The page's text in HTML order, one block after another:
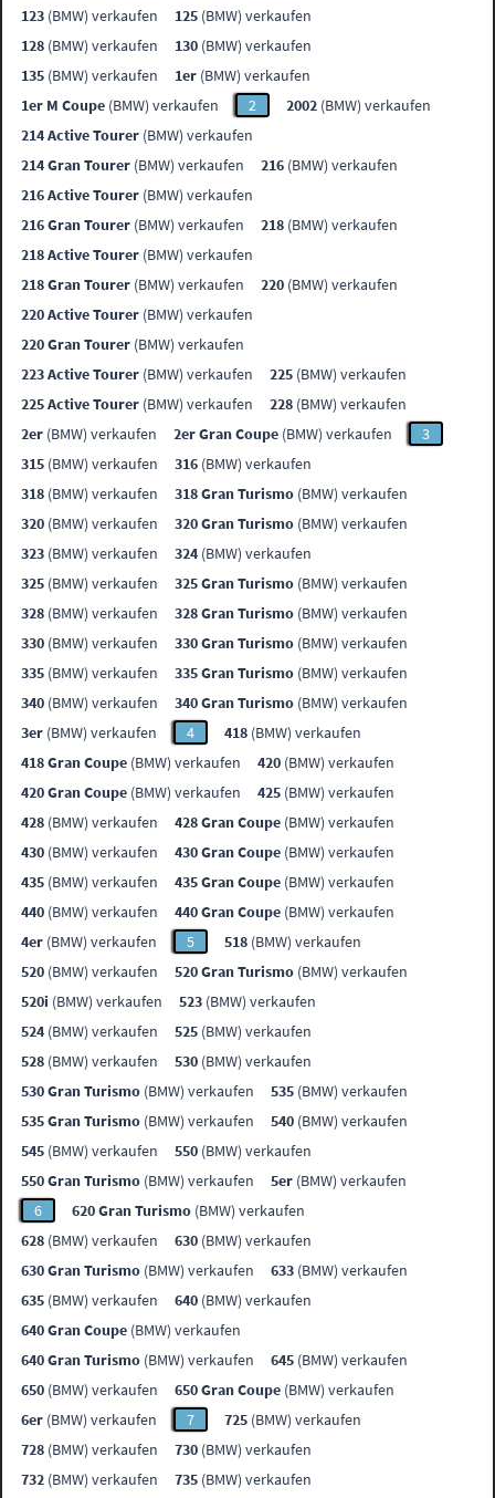
123 (BMW) verkaufen 125 (BMW) verkaufen
128 (BMW) verkaufen 130 (BMW) verkaufen
135 (BMW) verkaufen 1er (BMW) verkaufen
1er M Coupe (BMW) verkaufen 2 2002 (BMW) verkaufen
214 Active Tourer (BMW) verkaufen
214 Gran Tourer (BMW) verkaufen 216 (BMW) verkaufen
216 Active Tourer (BMW) verkaufen
216 Gran Tourer (BMW) verkaufen 218 (BMW) verkaufen
218 Active Tourer (BMW) verkaufen
218 Gran Tourer (BMW) verkaufen 220 (BMW) verkaufen
220 Active Tourer (BMW) verkaufen
220 Gran Tourer (BMW) verkaufen
223 Active Tourer (BMW) verkaufen 225 (BMW) verkaufen
225 Active Tourer (BMW) verkaufen 228 (BMW) verkaufen
2er (BMW) verkaufen 2er Gran Coupe (BMW) verkaufen
3
315 (BMW) verkaufen 316 (BMW) verkaufen
318 (BMW) verkaufen 318 Gran Turismo (BMW) verkaufen
320 (BMW) verkaufen 320 Gran Turismo (BMW) verkaufen
323 (BMW) verkaufen 324 (BMW) verkaufen
325 (BMW) verkaufen 325 Gran Turismo (BMW) verkaufen
328 (BMW) verkaufen 328 Gran Turismo (BMW) verkaufen
330 (BMW) verkaufen 330 Gran Turismo (BMW) verkaufen
335 (BMW) verkaufen 335 Gran Turismo (BMW) verkaufen
340 (BMW) verkaufen 340 Gran Turismo (BMW) verkaufen
3er (BMW) verkaufen 4 418 (BMW) verkaufen
418 Gran Coupe (BMW) verkaufen 420 (BMW) verkaufen
420 Gran Coupe (BMW) verkaufen 425 (BMW) verkaufen
428 (BMW) verkaufen 428 Gran Coupe (BMW) verkaufen
430 (BMW) verkaufen 430 Gran Coupe (BMW) verkaufen
435 (BMW) verkaufen 435 Gran Coupe (BMW) verkaufen
440 (BMW) verkaufen 440 Gran Coupe (BMW) verkaufen
4er (BMW) verkaufen 5 518 (BMW) verkaufen
520 (BMW) verkaufen 520 Gran Turismo (BMW) verkaufen
520i (BMW) verkaufen 523 (BMW) verkaufen
524 (BMW) verkaufen 525 (BMW) verkaufen
528 (BMW) verkaufen 530 (BMW) verkaufen
530 Gran Turismo (BMW) verkaufen 535 (BMW) verkaufen
535 Gran Turismo (BMW) verkaufen 540 (BMW) verkaufen
545 (BMW) verkaufen 550 (BMW) verkaufen
550 Gran Turismo (BMW) verkaufen 5er (BMW) verkaufen
6
620 Gran Turismo (BMW) verkaufen
628 (BMW) verkaufen 630 (BMW) verkaufen
630 Gran Turismo (BMW) verkaufen 633 (BMW) verkaufen
635 (BMW) verkaufen 640 (BMW) verkaufen
640 Gran Coupe (BMW) verkaufen
640 Gran Turismo (BMW) verkaufen 645 (BMW) verkaufen
650 (BMW) verkaufen 650 Gran Coupe (BMW) verkaufen
6er (BMW) verkaufen 7 725 (BMW) verkaufen
728 (BMW) verkaufen 730 (BMW) verkaufen
732 (BMW) verkaufen 735 (BMW) verkaufen